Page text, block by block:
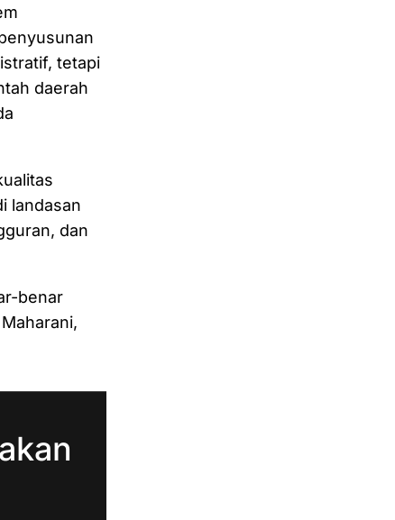
tetapi
daerah
landasan
dan
benar